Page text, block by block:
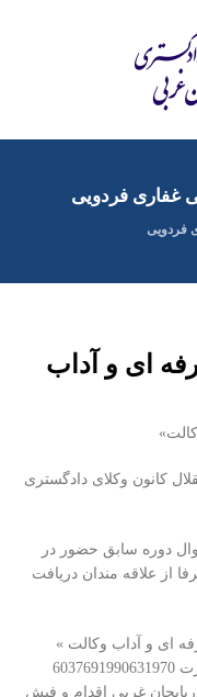
فردویی
ای و آداب
کانون وکلای دادگستری
دوره سابق حضور در
از علاقه مندان دریافت
ای و آداب وکالت »
،نسبت به واریز هزینه ثبت نام به شماره کارت 6037691990631970
غربی اقدام و فیش